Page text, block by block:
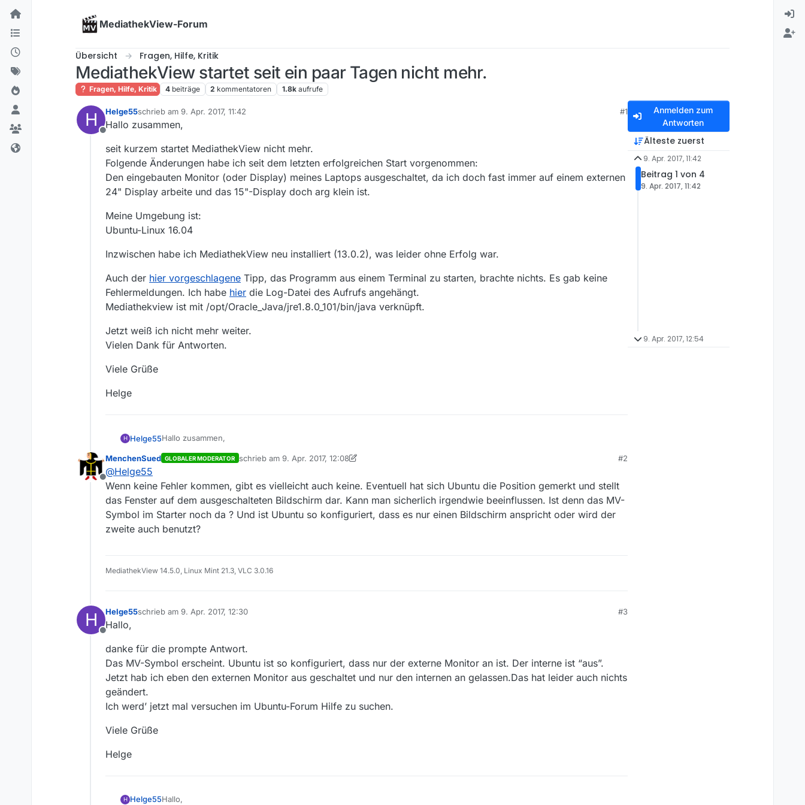
Skip to content
MediathekView-Forum
Übersicht Fragen, Hilfe, Kritik
MediathekView startet seit ein paar Tagen nicht mehr.
Fragen, Hilfe, Kritik 4 beiträge 2 kommentatoren 1.8k aufrufe
H
Offline
Helge55schrieb am 9. Apr. 2017, 11:42
zuletzt editiert von
#1
Hallo zusammen,
seit kurzem startet MediathekView nicht mehr.
Folgende Änderungen habe ich seit dem letzten erfolgreichen Start vorgenommen:
Den eingebauten Monitor (oder Display) meines Laptops ausgeschaltet, da ich doch fast immer auf einem externen
24" Display arbeite und das 15"-Display doch arg klein ist.
Meine Umgebung ist:
Ubuntu-Linux 16.04
Inzwischen habe ich MediathekView neu installiert (13.0.2), was leider ohne Erfolg war.
Auch der hier vorgeschlagene Tipp, das Programm aus einem Terminal zu starten, brachte nichts. Es gab keine
Fehlermeldungen. Ich habe hier die Log-Datei des Aufrufs angehängt.
Mediathekview ist mit /opt/Oracle_Java/jre1.8.0_101/bin/java verknüpft.
Jetzt weiß ich nicht mehr weiter.
Vielen Dank für Antworten.
Viele Grüße
Helge
H Helge55Hallo zusammen,
seit kurzem startet MediathekView nicht mehr.
Den eingebauten Monitor (oder Display) meines Laptops ausgeschaltet, da ich doch fast immer auf einem externen 24"
Display arbeite und das 15"-Display doch arg klein ist.
Meine Umgebung ist:
Ubuntu-Linux 16.04
Inzwischen habe ich MediathekView neu installiert (13.0.2), was leider ohne Erfolg war.
Auch derhier vorgeschlagene
Viele Grüße
Offline
MenchenSued GLOBALER MODERATOR schrieb am 9. Apr. 2017, 12:08
zuletzt editiert von MenchenSued
#2
@Helge55
Wenn keine Fehler kommen, gibt es vielleicht auch keine. Eventuell hat sich Ubuntu die Position gemerkt und stellt
das Fenster auf dem ausgeschalteten Bildschirm dar. Kann man sicherlich irgendwie beeinflussen. Ist denn das MV-
Symbol im Starter noch da ? Und ist Ubuntu so konfiguriert, dass es nur einen Bildschirm anspricht oder wird der
zweite auch benutzt?
MediathekView 14.5.0, Linux Mint 21.3, VLC 3.0.16
H
Offline
Helge55schrieb am 9. Apr. 2017, 12:30
zuletzt editiert von
#3
Hallo,
danke für die prompte Antwort.
Das MV-Symbol erscheint. Ubuntu ist so konfiguriert, dass nur der externe Monitor an ist. Der interne ist “aus”.
Jetzt hab ich eben den externen Monitor aus geschaltet und nur den internen an gelassen.Das hat leider auch nichts
geändert.
Ich werd’ jetzt mal versuchen im Ubuntu-Forum Hilfe zu suchen.
Viele Grüße
Helge
H Helge55Hallo,
Anmelden zum
Antworten
Älteste zuerst
9. Apr. 2017, 11:42
Beitrag 1 von 4
9. Apr. 2017, 11:42
9. Apr. 2017, 12:54